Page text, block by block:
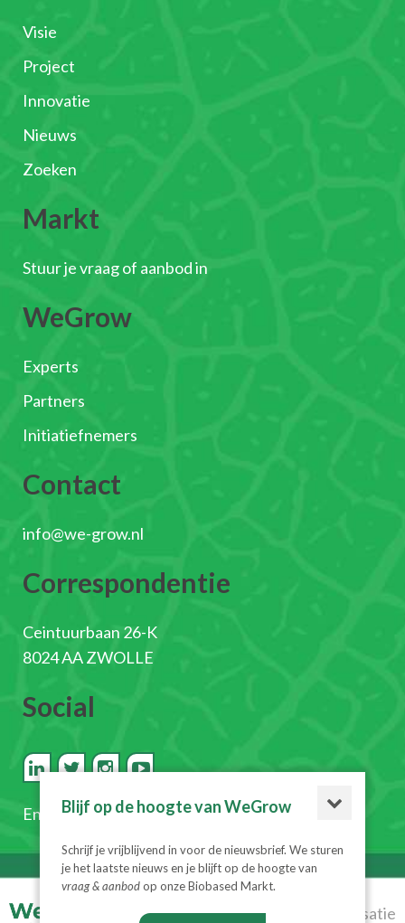
Visie
Project
Innovatie
Nieuws
Zoeken
Markt
Stuur je vraag of aanbod in
WeGrow
Experts
Partners
Initiatiefnemers
Contact
info@we-grow.nl
Correspondentie
Ceintuurbaan 26-K
8024 AA ZWOLLE
Social
En schrijf je in voor de nieuwsbrief
© 2026 Realisatie
Blijf op de hoogte van WeGrow
Schrijf je vrijblijvend in voor de nieuwsbrief. We sturen
je het laatste nieuws en je blijft op de hoogte van
vraag & aanbodop onze Biobased Markt.